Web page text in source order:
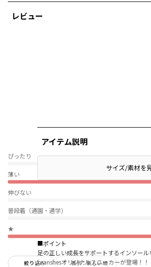
レビュー
ぴったり
薄い
伸びない
普段着（通園・通学）
★
絞り込み 表示：新しい順
アイテム説明
サイズ/素材を
■ポイント
足の正しい成長をサポートするインソール
branshesオリジナルスニーカーが登場！！